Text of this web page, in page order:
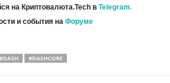
на Криптовалюта.Tech в Telegram.
и события на Форуме
#DASH #DASHCORE